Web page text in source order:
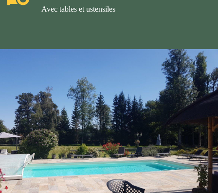
Avec tables et ustensiles